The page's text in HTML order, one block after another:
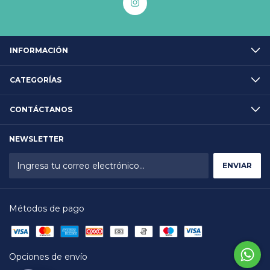
INFORMACIÓN
CATEGORÍAS
CONTÁCTANOS
NEWSLETTER
Métodos de pago
Opciones de envío